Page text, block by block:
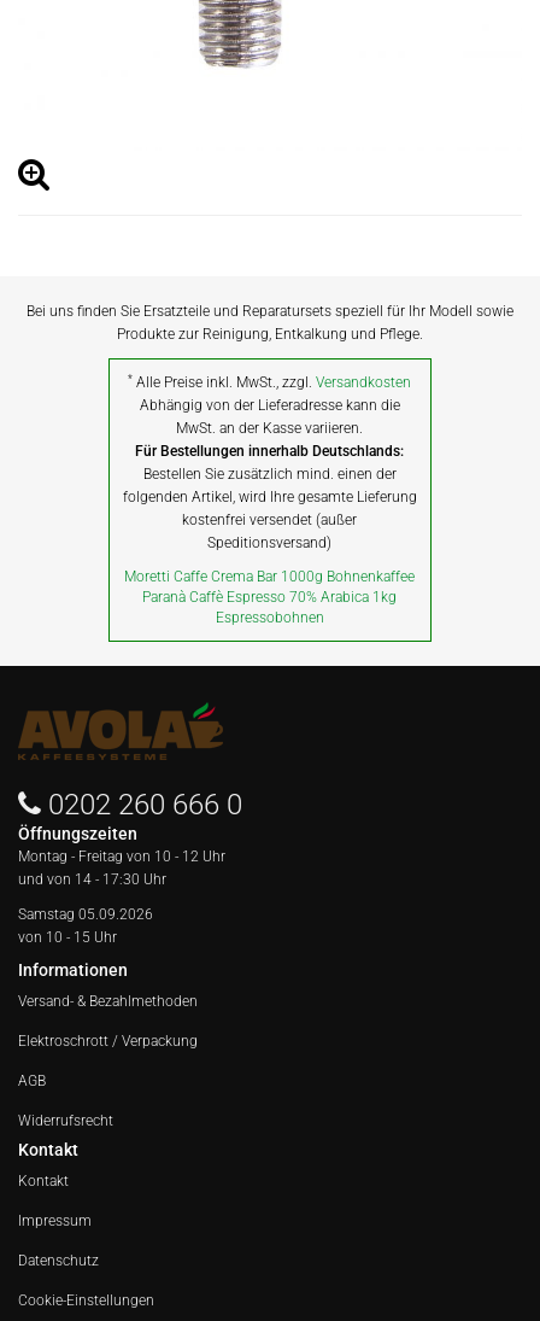
Bei uns finden Sie Ersatzteile und Reparatursets speziell für Ihr Modell sowie
Produkte zur Reinigung, Entkalkung und Pflege.
* Alle Preise inkl. MwSt., zzgl.Versandkosten
Abhängig von der Lieferadresse kann die
MwSt. an der Kasse variieren.
Für Bestellungen innerhalb Deutschlands:
Bestellen Sie zusätzlich mind. einen der
folgenden Artikel, wird Ihre gesamte Lieferung
kostenfrei versendet (außer
Speditionsversand)
Moretti Caffe Crema Bar 1000g Bohnenkaffee
Paranà Caffè Espresso 70% Arabica 1kg
Espressobohnen
0202 260 666 0
Öffnungszeiten
Montag - Freitag von 10 - 12 Uhr
und von 14 - 17:30 Uhr
Samstag 05.09.2026
von 10 - 15 Uhr
Informationen
Versand- & Bezahlmethoden
Elektroschrott / Verpackung
AGB
Widerrufsrecht
Kontakt
Kontakt
Impressum
Datenschutz
Cookie-Einstellungen